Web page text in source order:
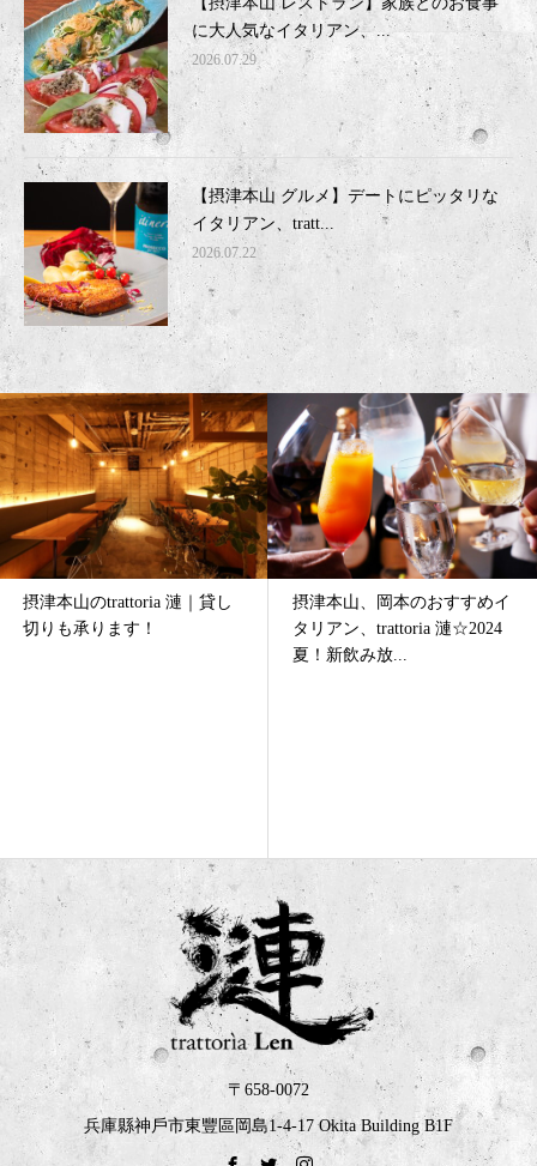
に大人気なイタリアン、...
2026.07.29
【摂津本山 グルメ】デートにピッタリな
イタリアン、tratt...
2026.07.22
摂津本山、岡本のおすすめイ
タリアン、trattoria 漣☆2024
摂津本山、岡本のグルメなイ
タリアン、trattoria 漣☆テイ
クアウトやデリバ...
〒658-0072
兵庫縣神戶市東豐區岡島1-4-17 Okita Building B1F